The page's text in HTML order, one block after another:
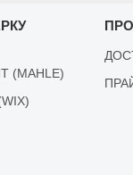
(MAHLE)